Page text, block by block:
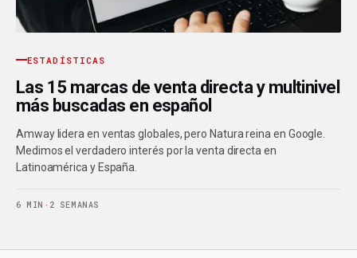
ESTADÍSTICAS
Las 15 marcas de venta directa y multinivel
más buscadas en español
Amway lidera en ventas globales, pero Natura reina en Google.
Medimos el verdadero interés por la venta directa en
Latinoamérica y España.
6 MIN · 2 SEMANAS